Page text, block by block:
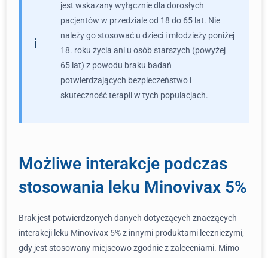
jest wskazany wyłącznie dla dorosłych
pacjentów w przedziale od 18 do 65 lat. Nie
należy go stosować u dzieci i młodzieży poniżej
18. roku życia ani u osób starszych (powyżej
65 lat) z powodu braku badań
potwierdzających bezpieczeństwo i
skuteczność terapii w tych populacjach.
Możliwe interakcje podczas
stosowania leku Minovivax 5%
Brak jest potwierdzonych danych dotyczących znaczących
interakcji leku Minovivax 5% z innymi produktami leczniczymi,
gdy jest stosowany miejscowo zgodnie z zaleceniami. Mimo